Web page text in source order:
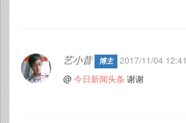
艺小昔 博主
2017/11/04 12:41
@ 今日新闻头条 谢谢